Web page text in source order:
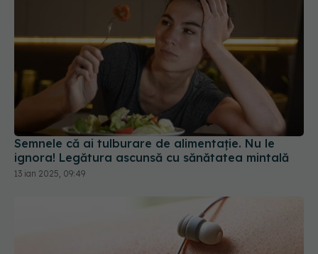
Semnele că ai tulburare de alimentație. Nu le
ignora! Legătura ascunsă cu sănătatea mintală
13 ian 2025, 09:49